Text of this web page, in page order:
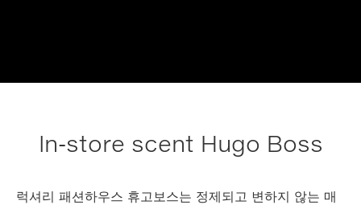
In-store scent Hugo Boss
럭셔리 패션하우스 휴고보스는 정제되고 변하지 않는 매